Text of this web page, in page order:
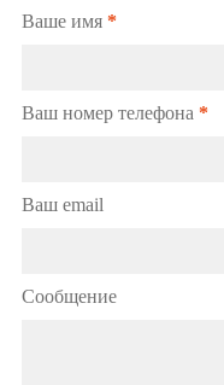
Ваше имя *
Ваш номер телефона *
Ваш email
Сообщение